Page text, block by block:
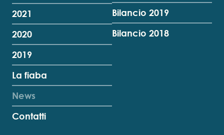
2021
2020
2019
La fiaba
News
Contatti
Bilancio 2019
Bilancio 2018